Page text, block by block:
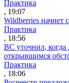
Практика
, 19:07
Wildberries начнет
Практика
, 18:56
ВС уточнил, когда
открывшимся
Практика
, 18:06